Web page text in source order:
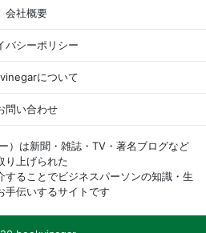
会社概要
バシーポリシー
について
問い合わせ
）は新聞・雑誌・TV・著名ブログなど
り上げられた
ることでビジネスパーソンの知識・生
手伝いするサイトです